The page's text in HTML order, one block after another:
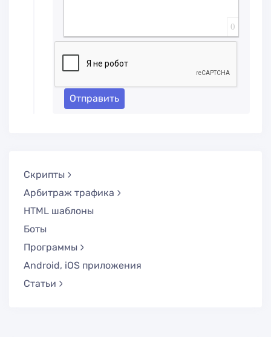
0
Отправить
Скрипты
Арбитраж трафика
HTML шаблоны
Боты
Программы
Android, iOS приложения
Статьи